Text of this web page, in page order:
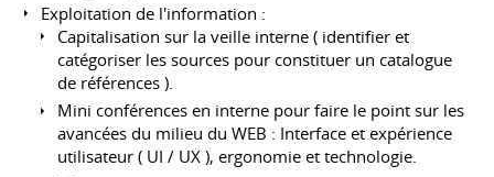
Exploitation de l'information :
Capitalisation sur la veille interne ( identifier et
catégoriser les sources pour constituer un catalogue
de références ).
Mini conférences en interne pour faire le point sur les
avancées du milieu du WEB : Interface et expérience
utilisateur ( UI / UX ), ergonomie et technologie.